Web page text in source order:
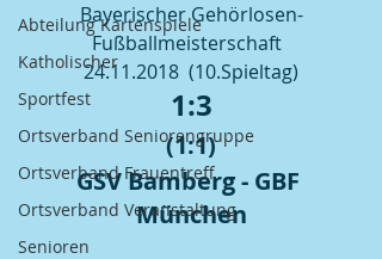
Abteilung Kartenspiele
Katholischer
Sportfest
Ortsverband Seniorengruppe
Ortsverband Frauentreff
Ortsverband Veranstaltung
Senioren
Bayerischer Gehörlosen-
Fußballmeisterschaft
24.11.2018  (10.Spieltag)
1:3
(1:1)
GSV Bamberg - GBF
München